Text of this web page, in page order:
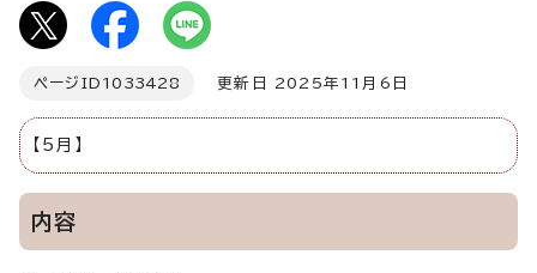
ページID 1033428 更新日 2025年11月6日
【5月】
内容